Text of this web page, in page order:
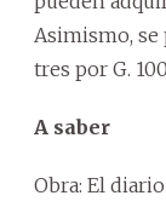
Asimismo, se
tres por G.
A saber
Obra: El